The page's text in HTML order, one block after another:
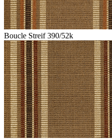
Boucle Streif 390/52k